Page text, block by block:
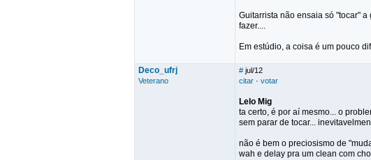
Guitarrista não ensaia só "tocar"
fazer....
Em estúdio, a coisa é um pouco
Deco_ufrj
Veterano
# jul/12
citar · votar
Lelo Mig
ta certo, é por aí mesmo... o
sem parar de tocar...
não é bem o preciosismo de
wah e delay pra um clean com